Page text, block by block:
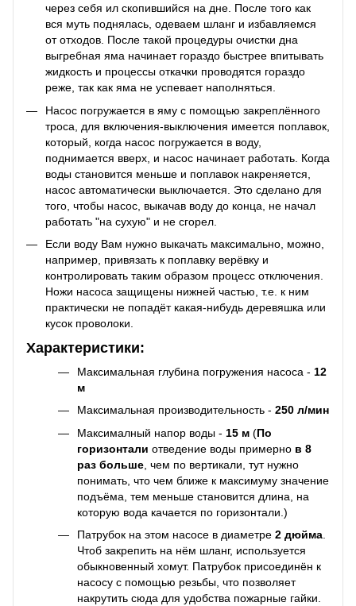
через себя ил скопившийся на дне. После того как
вся муть поднялась, одеваем шланг и избавляемся
от отходов. После такой процедуры очистки дна
выгребная яма начинает гораздо быстрее впитывать
жидкость и процессы откачки проводятся гораздо
реже, так как яма не успевает наполняться.
Насос погружается в яму с помощью закреплённого
троса, для включения-выключения имеется поплавок,
который, когда насос погружается в воду,
поднимается вверх, и насос начинает работать. Когда
воды становится меньше и поплавок накреняется,
насос автоматически выключается. Это сделано для
того, чтобы насос, выкачав воду до конца, не начал
работать "на сухую" и не сгорел.
Если воду Вам нужно выкачать максимально, можно,
например, привязать к поплавку верёвку и
контролировать таким образом процесс отключения.
Ножи насоса защищены нижней частью, т.е. к ним
практически не попадёт какая-нибудь деревяшка или
кусок проволоки.
Характеристики:
Максимальная глубина погружения насоса - 12
м
Максимальная производительность - 250 л/мин
Максималный напор воды - 15 м (По
горизонтали отведение воды примерно в 8
раз больше , чем по вертикали, тут нужно
понимать, что чем ближе к максимуму значение
подъёма, тем меньше становится длина, на
которую вода качается по горизонтали.)
Патрубок на этом насосе в диаметре 2 дюйма
Чтоб закрепить на нём шланг, используется
обыкновенный хомут. Патрубок присоединён к
насосу с помощью резьбы, что позволяет
накрутить сюда для удобства пожарные гайки.